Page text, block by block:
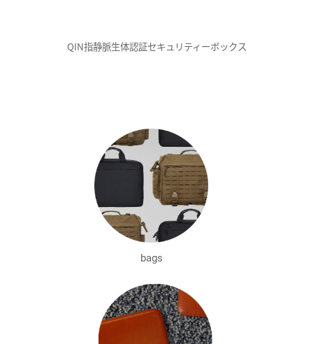
QIN指静脈生体認証セキュリティーボックス
bags